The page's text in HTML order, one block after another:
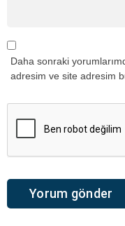
Daha sonraki
adresim ve site adresim